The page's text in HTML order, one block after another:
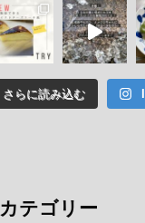
さらに読み込む
カテゴリー